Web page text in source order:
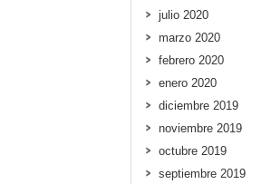
julio 2020
marzo 2020
febrero 2020
enero 2020
diciembre 2019
noviembre 2019
octubre 2019
septiembre 2019